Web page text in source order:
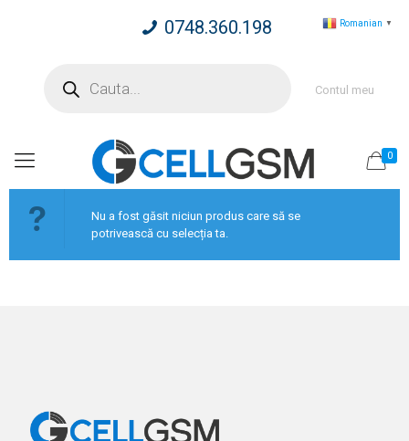
0748.360.198
search
Contul meu
0
Nu a fost găsit niciun produs care să se
potrivească cu selecția ta.
Romanian ▼